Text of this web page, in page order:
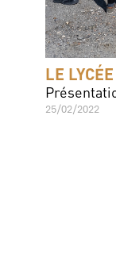
LE
25/02/2022